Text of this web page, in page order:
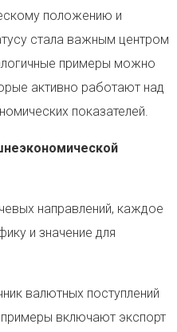
положению и
стала важным центром
примеры можно
активно работают над
показателей.
направлений, каждое
и значение для
валютных поступлений
включают экспорт